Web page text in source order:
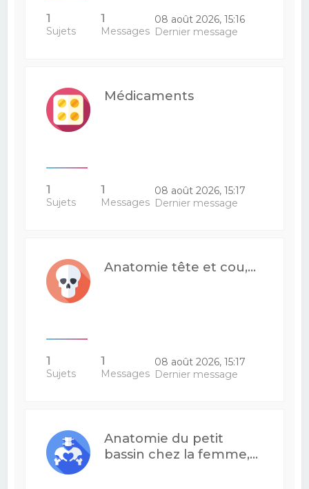
1
Sujets
1
Messages
08 août 2026, 15:16
Dernier message
Médicaments
1
Sujets
1
Messages
08 août 2026, 15:17
Dernier message
Anatomie tête et cou,...
1
Sujets
1
Messages
08 août 2026, 15:17
Dernier message
Anatomie du petit
bassin chez la femme,...